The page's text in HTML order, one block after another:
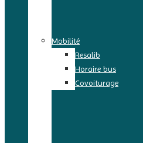
Mobilité
Resalib
Horaire bus
Covoiturage